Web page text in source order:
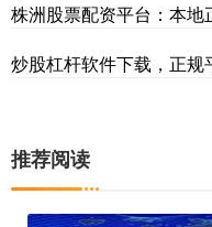
株洲股票配资平台：本地
炒股杠杆软件下载，正
推荐阅读